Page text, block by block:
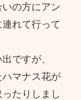
の方にアン
れて行って
ですが、
マナス花が
たりしまし